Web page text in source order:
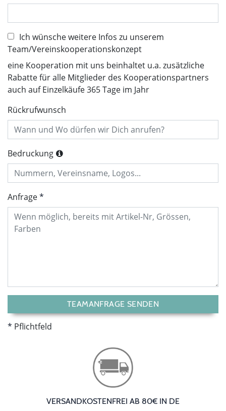
Ich wünsche weitere Infos zu unserem
Team/Vereinskooperationskonzept
eine Kooperation mit uns beinhaltet u.a. zusätzliche
Rabatte für alle Mitglieder des Kooperationspartners
auch auf Einzelkäufe 365 Tage im Jahr
Rückrufwunsch
Bedruckung
Anfrage
TEAMANFRAGE SENDEN
Pflichtfeld
VERSANDKOSTENFREI AB 80€ IN DE